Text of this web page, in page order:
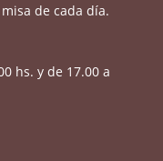
de cada día.
hs. y de 17.00 a